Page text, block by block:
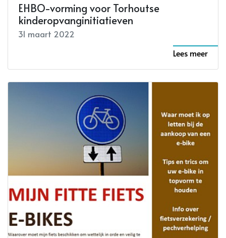
EHBO-vorming voor Torhoutse
kinderopvanginitiatieven
31 maart 2022
Lees meer